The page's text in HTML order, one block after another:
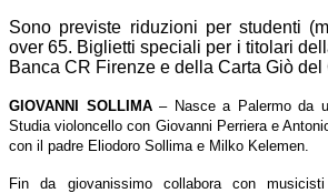
Sono previste riduzioni per studenti
over 65. Biglietti speciali per i titolari
Banca CR Firenze e della Carta Giò
GIOVANNI SOLLIMA– Nasce a Palermo da
Studia violoncello con Giovanni Perriera e
con il padre Eliodoro Sollima e Milko Kelemen.
Fin da giovanissimo collabora con